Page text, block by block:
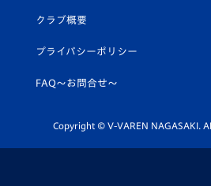
平和祈念活動
ホームタウン活動
スクール
ヴィヴィくんインスタグラム
公式LINE＠
クラブ概要
プライバシーポリシー
FAQ〜お問合せ〜
Copyright © V-VAREN NAGASAKI.